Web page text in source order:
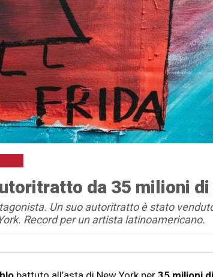
da 35 milioni
Un suo autoritratto è stato
Record per un artista latinoamericano.